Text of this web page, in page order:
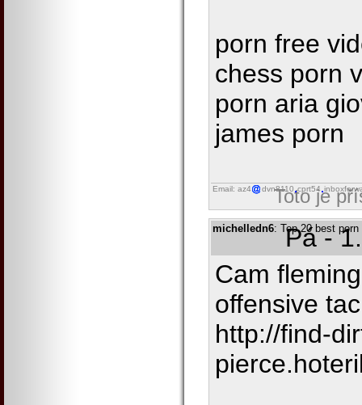
porn free
chess porn
porn aria
james porn
Email: az4 dvn8110 cprt54
Toto je
michelledn6: Top 20 best
Pá -
Cam
offensive
http://find-